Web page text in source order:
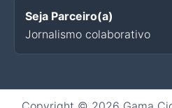
Seja Parceiro(a)
Jornalismo colaborativo